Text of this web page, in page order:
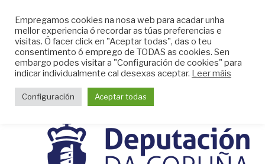
content
CLUB DO MAR DE
MUGARDOS
Web do Club do Mar de Mugardos
Empregamos cookies na nosa web para acadar unha
mellor experiencia ó recordar as túas preferencias e
visitas. Ó facer click en "Aceptar todas", das o teu
consentimento ó emprego de TODAS as cookies. Sen
embargo podes visitar a "Configuración de cookies" para
indicar individualmente cal desexas aceptar. Leer máis
Configuración Aceptar todas